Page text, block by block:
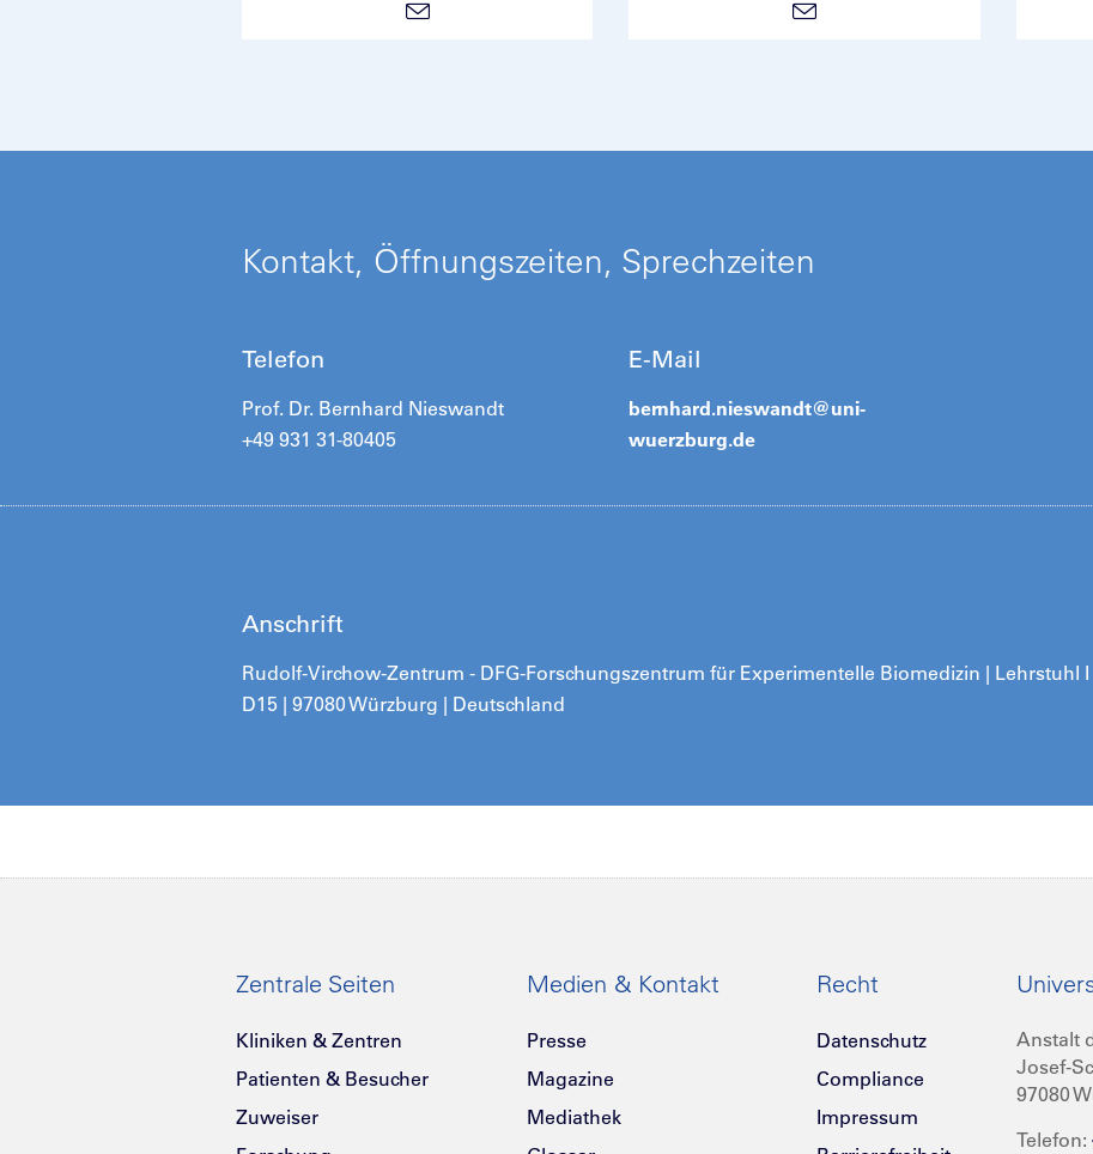
Kontakt, Öffnungszeiten, Sprechzeiten
Telefon
Prof. Dr. Bernhard Nieswandt
+49 931 31-80405
E-Mail
bernhard.nieswandt@uni-
wuerzburg.de
Anschrift
Rudolf-Virchow-Zentrum - DFG-Forschungszentrum für Experimentelle Biomedizin | Lehrstuhl I
D15 | 97080 Würzburg | Deutschland
Zentrale Seiten
Kliniken & Zentren
Patienten & Besucher
Zuweiser
Medien & Kontakt
Presse
Magazine
Mediathek
Recht
Datenschutz
Compliance
Impressum
Anstalt
Josef-
97080
Telefon: